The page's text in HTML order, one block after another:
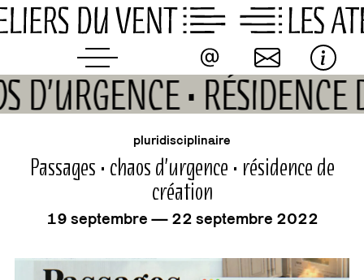
Skip
to
D’URGENCE •
événement
pluridisciplinaire
Passages • chaos d’urgence • résidence de
création
19 septembre — 22 septembre 2022